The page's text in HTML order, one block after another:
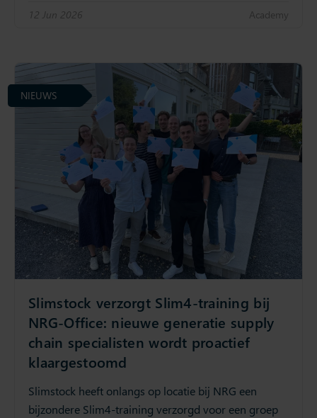
12 Jun 2026 Academy
Slimstock verzorgt Slim4-training bij
NRG-Office: nieuwe generatie supply
chain specialisten wordt proactief
klaargestoomd
Slimstock heeft onlangs op locatie bij NRG een
bijzondere Slim4-training verzorgd voor een groep
NIEUWS